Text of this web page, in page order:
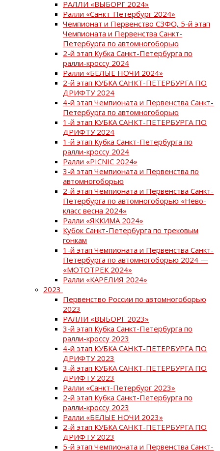
РАЛЛИ «ВЫБОРГ 2024»
Ралли «Санкт-Петербург 2024»
Чемпионат и Первенство СЗФО, 5-й этап
Чемпионата и Первенства Санкт-
Петербурга по автомногоборью
2-й этап Кубка Санкт-Петербурга по
ралли-кроссу 2024
Ралли «БЕЛЫЕ НОЧИ 2024»
2-й этап КУБКА САНКТ-ПЕТЕРБУРГА ПО
ДРИФТУ 2024
4-й этап Чемпионата и Первенства Санкт-
Петербурга по автомногоборью
1-й этап КУБКА САНКТ-ПЕТЕРБУРГА ПО
ДРИФТУ 2024
1-й этап Кубка Санкт-Петербурга по
ралли-кроссу 2024
Ралли «PICNIC 2024»
3-й этап Чемпионата и Первенства по
автомногоборью
2-й этап Чемпионата и Первенства Санкт-
Петербурга по автомногоборью «Нево-
класс весна 2024»
Ралли «ЯККИМА 2024»
Кубок Санкт-Петербурга по трековым
гонкам
1-й этап Чемпионата и Первенства Санкт-
Петербурга по автомногоборью 2024 —
«МОТОТРЕК 2024»
Ралли «КАРЕЛИЯ 2024»
2023
Первенство России по автомногоборью
2023
РАЛЛИ «ВЫБОРГ 2023»
3-й этап Кубка Санкт-Петербурга по
ралли-кроссу 2023
4-й этап КУБКА САНКТ-ПЕТЕРБУРГА ПО
ДРИФТУ 2023
3-й этап КУБКА САНКТ-ПЕТЕРБУРГА ПО
ДРИФТУ 2023
Ралли «Санкт-Петербург 2023»
2-й этап Кубка Санкт-Петербурга по
ралли-кроссу 2023
Ралли «БЕЛЫЕ НОЧИ 2023»
2-й этап КУБКА САНКТ-ПЕТЕРБУРГА ПО
ДРИФТУ 2023
5-й этап Чемпионата и Первенства Санкт-